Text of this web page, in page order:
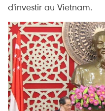
d'investir au Vietnam.